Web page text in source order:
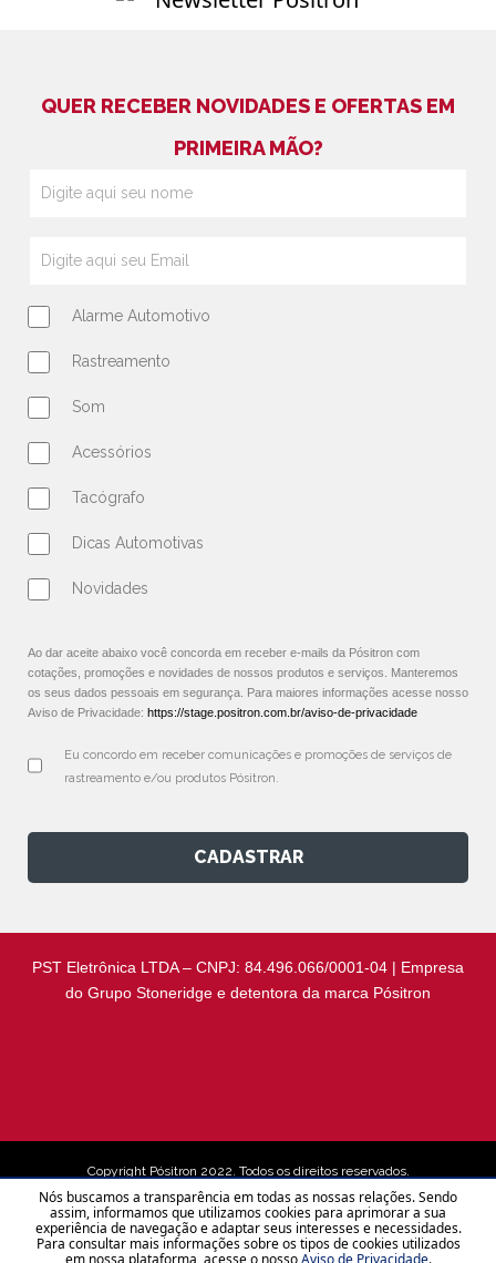
QUER RECEBER NOVIDADES E OFERTAS EM
PRIMEIRA MÃO?
Alarme Automotivo
Rastreamento
Som
Acessórios
Tacógrafo
Dicas Automotivas
Novidades
Ao dar aceite abaixo você concorda em receber e-mails da Pósitron com
cotações, promoções e novidades de nossos produtos e serviços. Manteremos
os seus dados pessoais em segurança. Para maiores informações acesse nosso
Aviso de Privacidade: https://stage.positron.com.br/aviso-de-privacidade
Eu concordo em receber comunicações e promoções de serviços de
rastreamento e/ou produtos Pósitron.
CADASTRAR
PST Eletrônica LTDA – CNPJ: 84.496.066/0001-04 | Empresa
do Grupo Stoneridge e detentora da marca Pósitron
Copyright Pósitron 2022. Todos os direitos reservados.
Aviso de Privacidade
Nós buscamos a transparência em todas as nossas relações. Sendo
assim, informamos que utilizamos cookies para aprimorar a sua
experiência de navegação e adaptar seus interesses e necessidades.
Para consultar mais informações sobre os tipos de cookies utilizados
em nossa plataforma, acesse o nossoAviso de Privacidade.